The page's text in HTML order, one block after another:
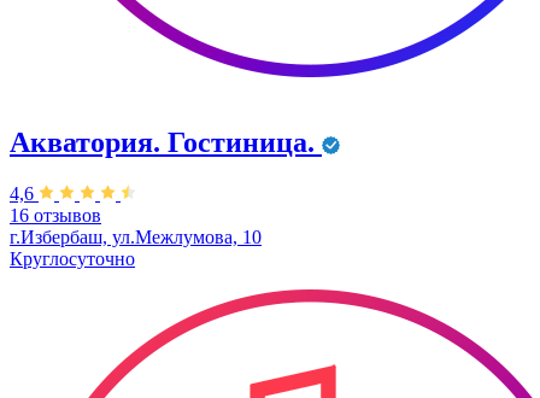
Акватория. Гостиница.
4,6
16 отзывов
г.Избербаш, ул.Межлумова, 10
Круглосуточно